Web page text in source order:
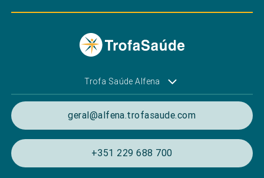
Trofa Saúde Alfena
geral@alfena.trofasaude.com
+351 229 688 700